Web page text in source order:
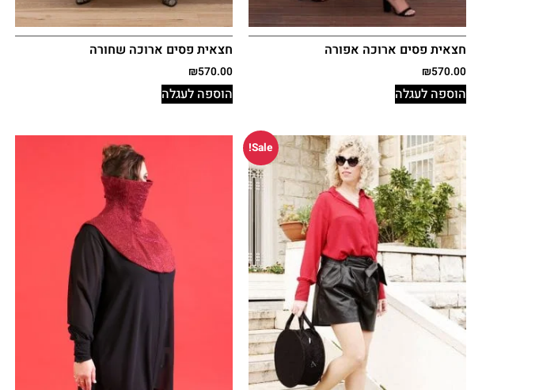
חצאית פסים ארוכה אפורה
₪570.00
הוספה לעגלה
חצאית פסים ארוכה שחורה
₪570.00
הוספה לעגלה
Sale!